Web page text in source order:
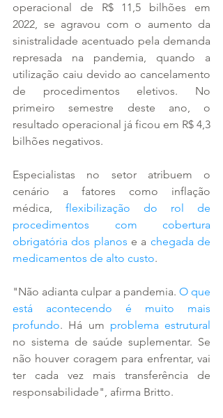
operacional de R$ 11,5 bilhões em
2022, se agravou com o aumento da
sinistralidade acentuado pela demanda
represada na pandemia, quando a
utilização caiu devido ao cancelamento
de procedimentos eletivos. No
primeiro semestre deste ano, o
resultado operacional já ficou em R$ 4,3
bilhões negativos.
Especialistas no setor atribuem o
cenário a fatores como inflação
médica, flexibilização do rol de
procedimentos com cobertura
obrigatória dos planos e a chegada de
medicamentos de alto custo.
"Não adianta culpar a pandemia. O que
está acontecendo é muito mais
profundo. Há um problema estrutural
no sistema de saúde suplementar. Se
não houver coragem para enfrentar, vai
ter cada vez mais transferência de
responsabilidade", afirma Britto.